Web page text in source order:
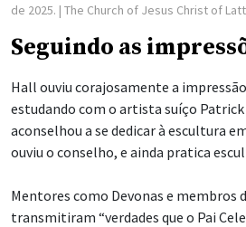
de 2025. | The Church of Jesus Christ of
Seguindo as
Hall ouviu corajosamente a
estudando com o artista suíço Patrick
aconselhou a se dedicar à escultura
ouviu o conselho, e ainda pratica
Mentores como Devonas e membros
transmitiram “verdades que o Pai